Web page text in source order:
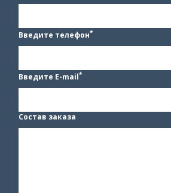
Введите телефон*
Введите E-mail*
Состав заказа